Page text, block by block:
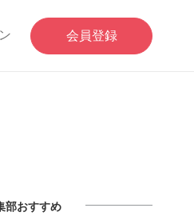
会員登録
部おすすめ